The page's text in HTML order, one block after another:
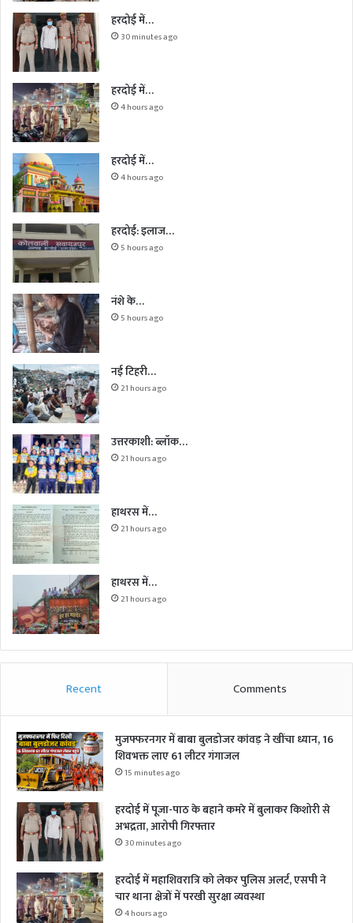
हरदोई में…
30 minutes ago
हरदोई में…
4 hours ago
हरदोई में…
4 hours ago
हरदोई: इलाज…
5 hours ago
नंशे के…
5 hours ago
नई टिहरी…
21 hours ago
उत्तरकाशी: ब्लॉक…
21 hours ago
हाथरस में…
21 hours ago
हाथरस में…
21 hours ago
Recent Comments
मुजफ्फरनगर में बाबा बुलडोजर कांवड़ ने खींचा ध्यान, 16
शिवभक्त लाए 61 लीटर गंगाजल
15 minutes ago
हरदोई में पूजा-पाठ के बहाने कमरे में बुलाकर किशोरी से
अभद्रता, आरोपी गिरफ्तार
30 minutes ago
हरदोई में महाशिवरात्रि को लेकर पुलिस अलर्ट, एसपी ने
चार थाना क्षेत्रों में परखी सुरक्षा व्यवस्था
4 hours ago